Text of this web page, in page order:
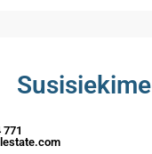
Susisiekime
771